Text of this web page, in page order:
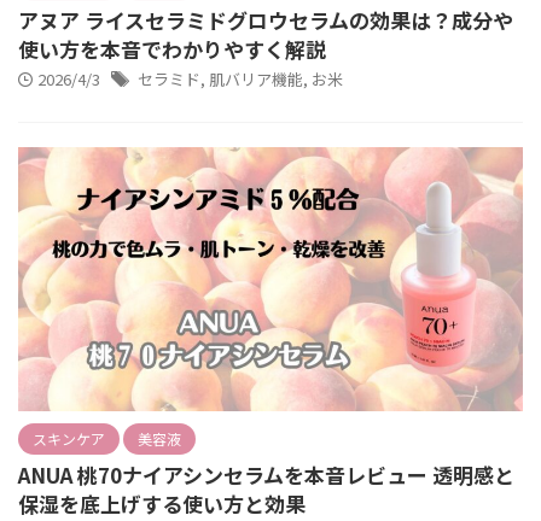
アヌア ライスセラミドグロウセラムの効果は？成分や
使い方を本音でわかりやすく解説
2026/4/3 セラミド, 肌バリア機能, お米
スキンケア 美容液
ANUA 桃70ナイアシンセラムを本音レビュー 透明感と
保湿を底上げする使い方と効果